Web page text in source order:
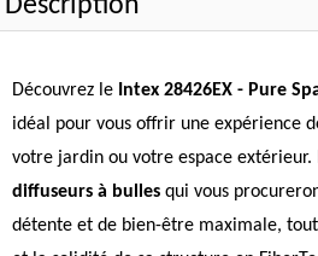
Description
Découvrez le Intex 28426EX - Pure
idéal pour vous offrir une expérience
votre jardin ou votre espace extérieur.
diffuseurs à bulles qui vous
détente et de bien-être maximale,